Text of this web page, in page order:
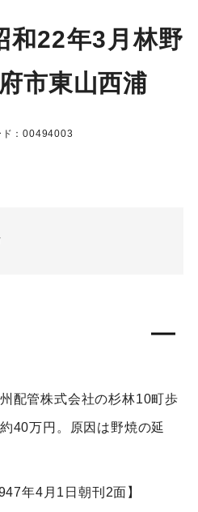
和22年3月林野
市東山西浦
ド：00494003
配管株式会社の杉林10町歩
40万円。原因は野焼の延
年4月1日朝刊2面】